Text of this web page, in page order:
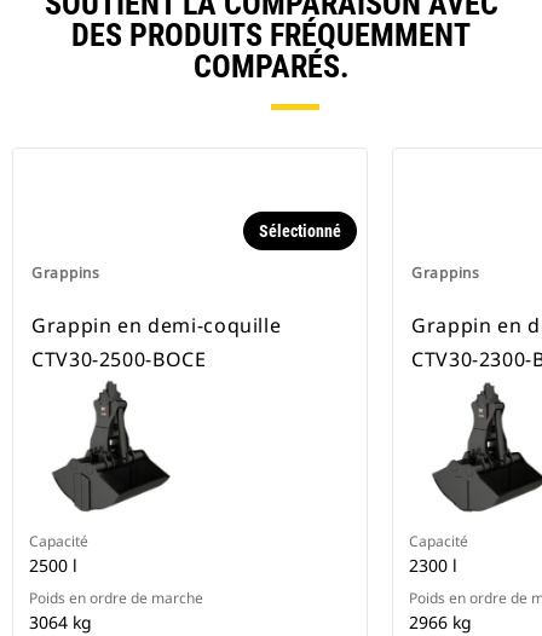
DES PRODUITS FRÉQUEMMENT
COMPARÉS.
Grappins
Sélectionné
Grappin en demi-coquille
CTV30-2500-BOCE
Capacité
2500 l
Poids en ordre de marche
3064 kg
Grappins
Grappin en
CTV30-2300-
Capacité
2300 l
Poids en ordre de
2966 kg